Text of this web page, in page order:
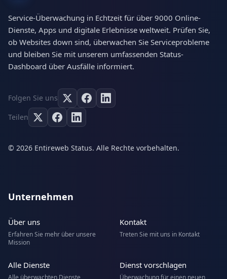
Service-Überwachung in Echtzeit für über 9000 Online-
Dienste, Apps und digitale Erlebnisse weltweit. Prüfen Sie,
ob Websites down sind, überwachen Sie Serviceprobleme
und bleiben Sie mit unserem umfassenden Status-
Dashboard über Ausfälle informiert.
Folgen Sie uns
Teilen
© 2026 Entireweb Status. Alle Rechte vorbehalten.
Unternehmen
Über uns
Erfahren Sie mehr über unsere
Mission
Kontakt
Treten Sie mit uns in Kontakt
Alle Dienste Dienst vorschlagen